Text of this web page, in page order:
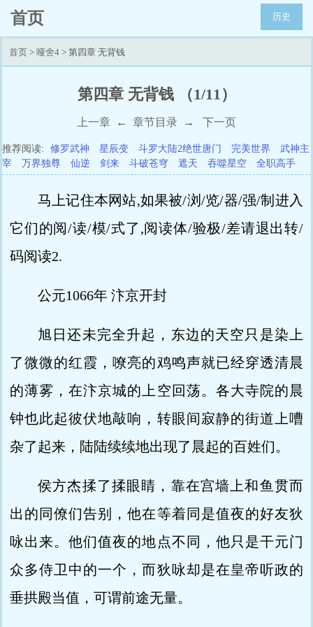
首页 历史
首页 > 哑舍4 > 第四章 无背钱
第四章 无背钱 （1/11）
上一章 ← 章节目录 → 下一页
推荐阅读: 修罗武神 星辰变 斗罗大陆2绝世唐门 完美世界
武神主
宰
万界独尊 仙逆 剑来 斗破苍穹 遮天 吞噬星空 全职高手
马上记住本网站,如果被/浏/览/器/强/制进入
它们的阅/读/模/式了,阅读体/验极/差请退出转/
码阅读2.
公元1066年 汴京开封
旭日还未完全升起，东边的天空只是染上
了微微的红霞，嘹亮的鸡鸣声就已经穿透清晨
的薄雾，在汴京城的上空回荡。各大寺院的晨
钟也此起彼伏地敲响，转眼间寂静的街道上嘈
杂了起来，陆陆续续地出现了晨起的百姓们。
侯方杰揉了揉眼睛，靠在宫墙上和鱼贯而
出的同僚们告别，他在等着同是值夜的好友狄
咏出来。他们值夜的地点不同，他只是干元门
众多侍卫中的一个，而狄咏却是在皇帝听政的
垂拱殿当值，可谓前途无量。